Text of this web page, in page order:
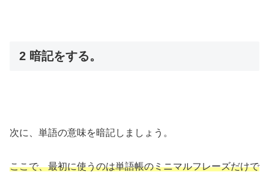
2 暗記をする。
次に、単語の意味を暗記しましょう。
ここで、最初に使うのは単語帳のミニマルフレーズだけで